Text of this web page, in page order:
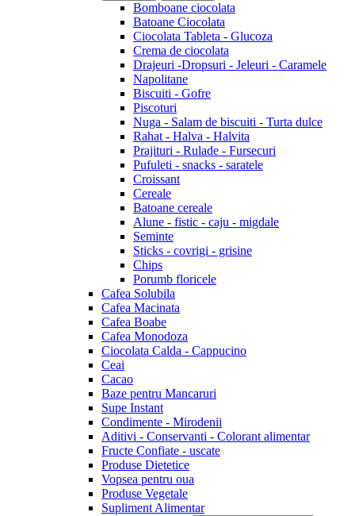
Bomboane ciocolata
Batoane Ciocolata
Ciocolata Tableta - Glucoza
Crema de ciocolata
Drajeuri -Dropsuri - Jeleuri - Caramele
Napolitane
Biscuiti - Gofre
Piscoturi
Nuga - Salam de biscuiti - Turta dulce
Rahat - Halva - Halvita
Prajituri - Rulade - Fursecuri
Pufuleti - snacks - saratele
Croissant
Cereale
Batoane cereale
Alune - fistic - caju - migdale
Seminte
Sticks - covrigi - grisine
Chips
Porumb floricele
Cafea Solubila
Cafea Macinata
Cafea Boabe
Cafea Monodoza
Ciocolata Calda - Cappucino
Ceai
Cacao
Baze pentru Mancaruri
Supe Instant
Condimente - Mirodenii
Aditivi - Conservanti - Colorant alimentar
Fructe Confiate - uscate
Produse Dietetice
Vopsea pentru oua
Produse Vegetale
Supliment Alimentar